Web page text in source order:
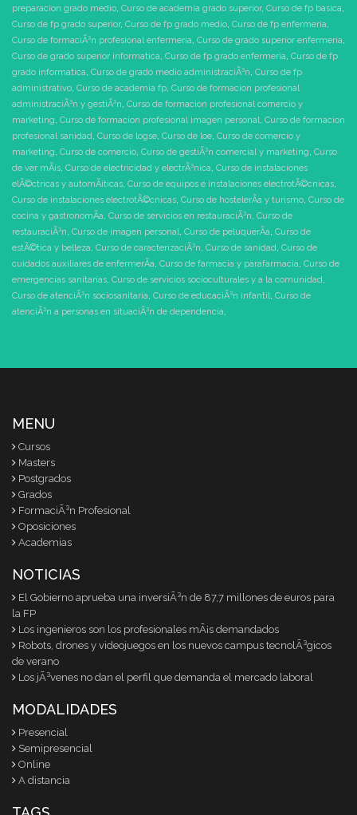
preparacion grado medio, Curso de academia grado superior, Curso de fp basica,
Curso de fp grado superior, Curso de fp grado medio, Curso de fp enfermeria,
Curso de formaciÃ³n profesional enfermeria, Curso de grado superior enfermeria,
Curso de grado superior informatica, Curso de fp grado enfermeria, Curso de fp
grado informatica, Curso de grado medio administraciÃ³n, Curso de fp
administrativo, Curso de academia fp, Curso de formacion profesional
administraciÃ³n y gestiÃ³n, Curso de formacion profesional comercio y
marketing, Curso de formacion profesional imagen personal, Curso de formacion
profesional sanidad, Curso de logse, Curso de loe, Curso de comercio y
marketing, Curso de comercio, Curso de gestiÃ³n comercial y marketing, Curso
de ver mÃ¡s, Curso de electricidad y electrÃ³nica, Curso de instalaciones
elÃ©ctricas y automÃ¡ticas, Curso de equipos e instalaciones electrotÃ©cnicas,
Curso de instalaciones electrotÃ©cnicas, Curso de hostelerÃ­a y turismo, Curso de
cocina y gastronomÃ­a, Curso de servicios en restauraciÃ³n, Curso de
restauraciÃ³n, Curso de imagen personal, Curso de peluquerÃ­a, Curso de
estÃ©tica y belleza, Curso de caracterizaciÃ³n, Curso de sanidad, Curso de
cuidados auxiliares de enfermerÃ­a, Curso de farmacia y parafarmacia, Curso de
emergencias sanitarias, Curso de servicios socioculturales y a la comunidad,
Curso de atenciÃ³n sociosanitaria, Curso de educaciÃ³n infantil, Curso de
atenciÃ³n a personas en situaciÃ³n de dependencia,
MENU
Cursos
Masters
Postgrados
Grados
FormaciÃ³n Profesional
Oposiciones
Academias
NOTICIAS
El Gobierno aprueba una inversiÃ³n de 87,7 millones de euros para
la FP
Los ingenieros son los profesionales mÃ¡s demandados
Robots, drones y videojuegos en los nuevos campus tecnolÃ³gicos
de verano
Los jÃ³venes no dan el perfil que demanda el mercado laboral
MODALIDADES
Presencial
Semipresencial
Online
A distancia